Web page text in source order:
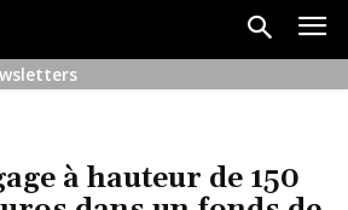
à hauteur de 150